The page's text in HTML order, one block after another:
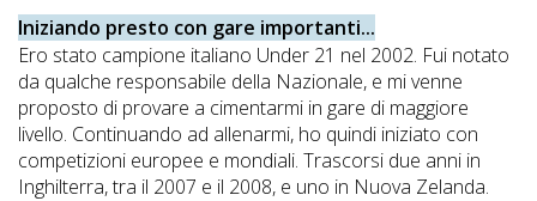
Iniziando presto con gare importanti...
Ero stato campione italiano Under 21 nel 2002. Fui notato
da qualche responsabile della Nazionale, e mi venne
proposto di provare a cimentarmi in gare di maggiore
livello. Continuando ad allenarmi, ho quindi iniziato con
competizioni europee e mondiali. Trascorsi due anni in
Inghilterra, tra il 2007 e il 2008, e uno in Nuova Zelanda.